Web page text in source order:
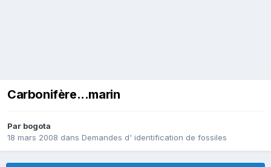
Carbonifère...marin
Par bogota
18 mars 2008 dans Demandes d' identification de fossiles